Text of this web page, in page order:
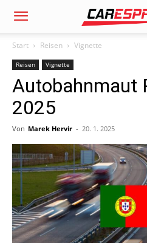
Start Reisen Vignette
Reisen Vignette
Autobahnmaut
2025
Von Marek Hervir - 20. 1. 2025